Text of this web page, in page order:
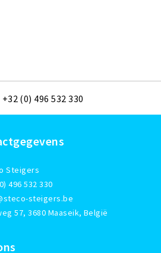
(0) 496 532 330
Steigers
496 532 330
steigers.be
57, 3680 Maaseik, België